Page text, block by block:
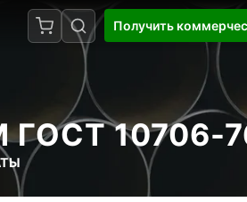
Получить
10706-